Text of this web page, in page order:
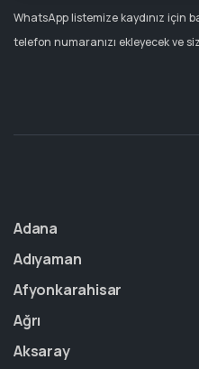
WhatsApp listemize kaydınız için
telefon numaranızı ekleyecek ve
Adana
Adıyaman
Afyonkarahisar
Ağrı
Aksaray